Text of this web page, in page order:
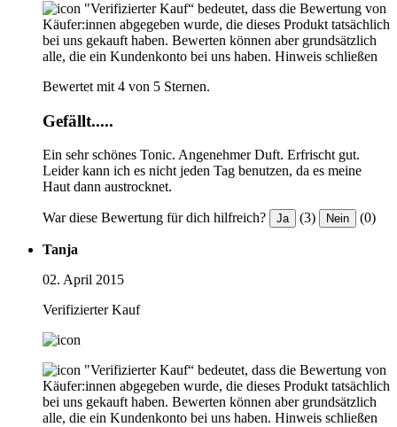
"Verifizierter Kauf“ bedeutet, dass die Bewertung von
Käufer:innen abgegeben wurde, die dieses Produkt tatsächlich
bei uns gekauft haben. Bewerten können aber grundsätzlich
alle, die ein Kundenkonto bei uns haben. Hinweis schließen
Bewertet mit 4 von 5 Sternen.
Gefällt.....
Ein sehr schönes Tonic. Angenehmer Duft. Erfrischt gut.
Leider kann ich es nicht jeden Tag benutzen, da es meine
Haut dann austrocknet.
War diese Bewertung für dich hilfreich? Ja (3) Nein (0)
Tanja
02. April 2015
Verifizierter Kauf
"Verifizierter Kauf“ bedeutet, dass die Bewertung von
Käufer:innen abgegeben wurde, die dieses Produkt tatsächlich
bei uns gekauft haben. Bewerten können aber grundsätzlich
alle, die ein Kundenkonto bei uns haben. Hinweis schließen